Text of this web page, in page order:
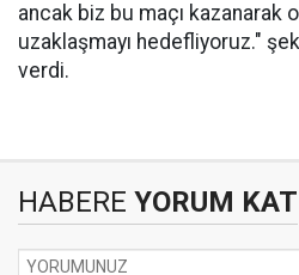
ancak biz bu maçı kazanarak
uzaklaşmayı hedefliyoruz."
verdi.
HABERE YORUM KAT